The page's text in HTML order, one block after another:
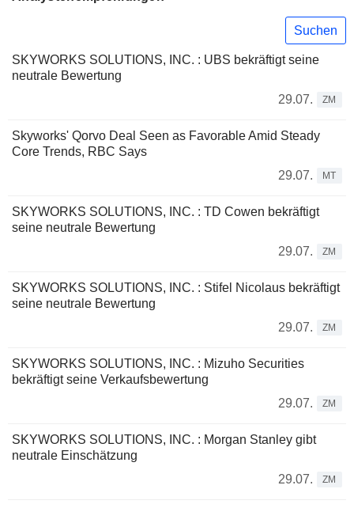
Suchen
SKYWORKS SOLUTIONS, INC. : UBS bekräftigt seine
neutrale Bewertung
29.07.
ZM
Skyworks' Qorvo Deal Seen as Favorable Amid Steady
Core Trends, RBC Says
29.07.
MT
SKYWORKS SOLUTIONS, INC. : TD Cowen bekräftigt
seine neutrale Bewertung
29.07.
ZM
SKYWORKS SOLUTIONS, INC. : Stifel Nicolaus bekräftigt
seine neutrale Bewertung
29.07.
ZM
SKYWORKS SOLUTIONS, INC. : Mizuho Securities
bekräftigt seine Verkaufsbewertung
29.07.
ZM
SKYWORKS SOLUTIONS, INC. : Morgan Stanley gibt
neutrale Einschätzung
29.07.
ZM